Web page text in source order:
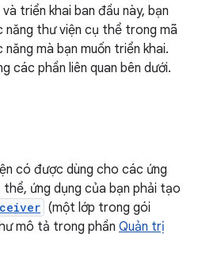
triển khai ban đầu này, bạn
năng thư viện cụ thể trong mã
mà bạn muốn triển khai.
các phần liên quan bên dưới.
có được dùng cho các ứng
ứng dụng của bạn phải tạo
(một lớp trong gói
mô tả trong phần Quản trị